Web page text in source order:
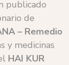
publicado
de
– Remedio
y medicinas
HAI KUR